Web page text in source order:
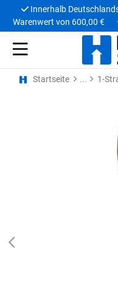
Innerhalb
Warenwert von 600,00 €
Startseite 1-